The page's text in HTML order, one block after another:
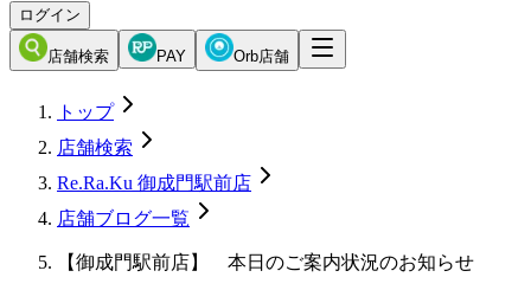
ログイン
店舗検索 PAY Orb店舗
トップ
店舗検索
Re.Ra.Ku 御成門駅前店
店舗ブログ一覧
【御成門駅前店】 本日のご案内状況のお知らせ